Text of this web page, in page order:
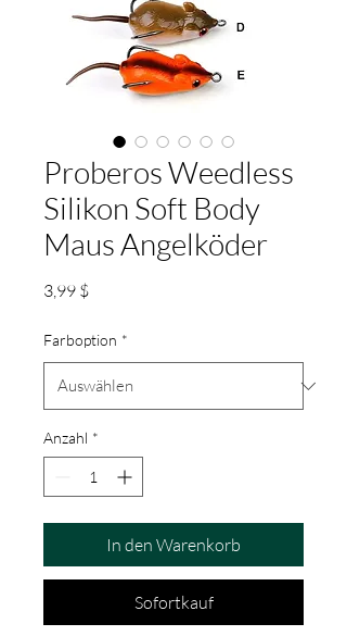
Proberos Weedless
Silikon Soft Body
Maus Angelköder
3,99 $Preis
Farboption *
Anzahl *
In den Warenkorb
Sofortkauf